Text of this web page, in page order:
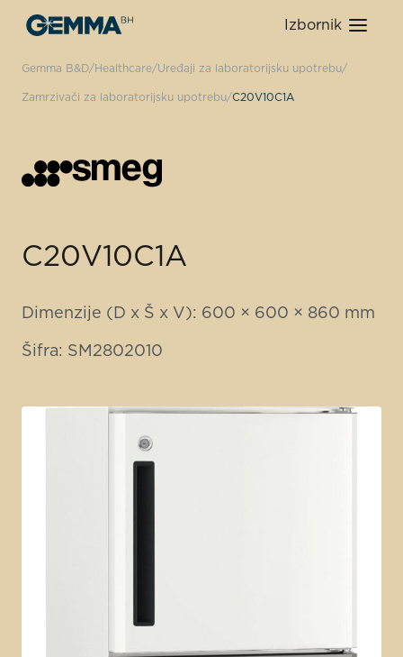
Izbornik
Gemma B&D Healthcare Uređaji za laboratorijsku upotrebu
Zamrzivači za laboratorijsku upotrebu C20V10C1A
C20V10C1A
Dimenzije (D x Š x V): 600 × 600 × 860 mm
Šifra: SM2802010